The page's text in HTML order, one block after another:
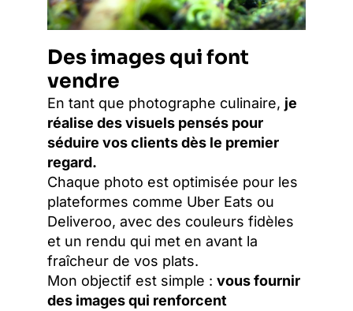
Des images qui font
vendre
En tant que photographe culinaire, je
réalise des visuels pensés pour
séduire vos clients dès le premier
regard.
Chaque photo est optimisée pour les
plateformes comme Uber Eats ou
Deliveroo, avec des couleurs fidèles
et un rendu qui met en avant la
fraîcheur de vos plats.
Mon objectif est simple : vous fournir
des images qui renforcent